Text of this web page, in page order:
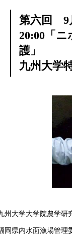
第六回 9
20:00「
護」
九州大
州大学大学院農学研
岡県内水面漁場管理